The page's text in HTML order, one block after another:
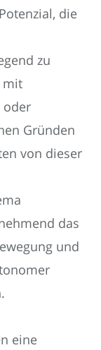
die
zu
mit
oder
Gründen
von dieser
das
und
eine